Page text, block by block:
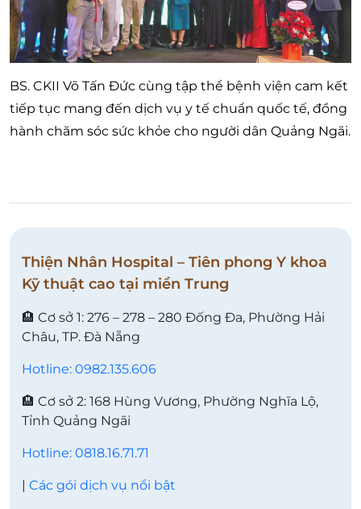
BS. CKII Võ Tấn Đức cùng tập thể bệnh viện cam kết
tiếp tục mang đến dịch vụ y tế chuẩn quốc tế, đồng
hành chăm sóc sức khỏe cho người dân Quảng Ngãi.
Thiện Nhân Hospital – Tiên phong Y khoa
Kỹ thuật cao tại miền Trung
🏨 Cơ sở 1: 276 – 278 – 280 Đống Đa, Phường Hải
Châu, TP. Đà Nẵng
Hotline: 0982.135.606
🏨 Cơ sở 2: 168 Hùng Vương, Phường Nghĩa Lộ,
Tỉnh Quảng Ngãi
Hotline: 0818.16.71.71
Các gói dịch vụ nổi bật